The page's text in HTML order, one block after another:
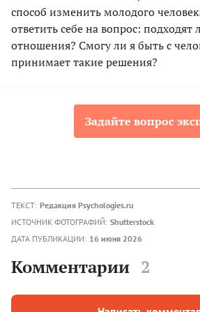
способ изменить молодого
ответить себе на вопрос: подходят
отношения? Смогу ли я быть с
принимает такие решения?
Задайте вопрос
ТЕКСТ: Редакция Psychologies.ru
ИСТОЧНИК ФОТОГРАФИЙ: Shutterstock
ДАТА ПУБЛИКАЦИИ: 16 июня 2026
Комментарии 2